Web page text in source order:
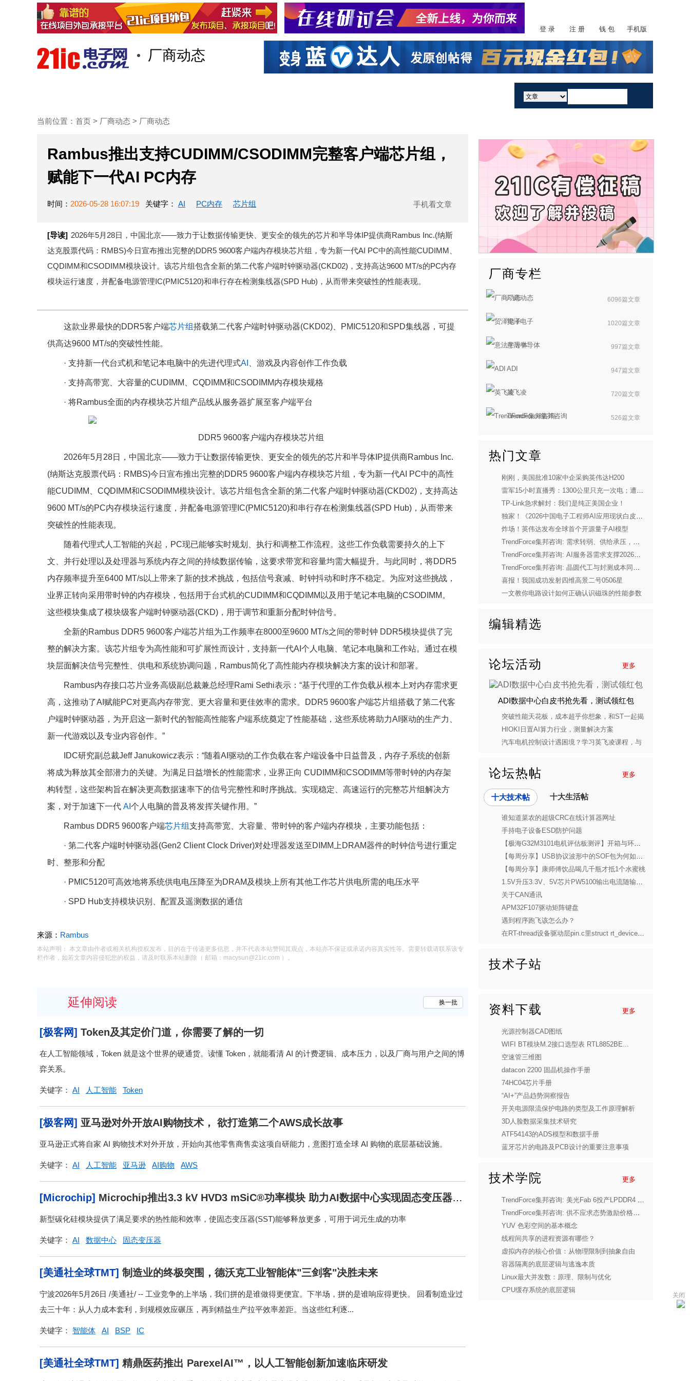
登 录 注 册 钱 包 手机版
厂商动态
当前位置： 首页 > 厂商动态 > 厂商动态
Rambus推出支持CUDIMM/CSODIMM完整客户端芯片组，
赋能下一代AI PC内存
时间： 2026-05-28 16:07:19 关键字： AI PC内存 芯片组 手机看文章
[导读] 2026年5月28日，中国北京——致力于让数据传输更快、更安全的领先的芯片和半导体IP提供商Rambus Inc.(纳斯
达克股票代码：RMBS)今日宣布推出完整的DDR5 9600客户端内存模块芯片组，专为新一代AI PC中的高性能CUDIMM、
CQDIMM和CSODIMM模块设计。该芯片组包含全新的第二代客户端时钟驱动器(CKD02)，支持高达9600 MT/s的PC内存
模块运行速度，并配备电源管理IC(PMIC5120)和串行存在检测集线器(SPD Hub)，从而带来突破性的性能表现。
这款业界最快的DDR5客户端芯片组搭载第二代客户端时钟驱动器(CKD02)、PMIC5120和SPD集线器，可提
供高达9600 MT/s的突破性性能。
· 支持新一代台式机和笔记本电脑中的先进代理式AI 、游戏及内容创作工作负载
· 支持高带宽、大容量的CUDIMM、CQDIMM和CSODIMM内存模块规格
· 将Rambus全面的内存模块芯片组产品线从服务器扩展至客户端平台
DDR5 9600客户端内存模块芯片组
2026年5月28日，中国北京——致力于让数据传输更快、更安全的领先的芯片和半导体IP提供商Rambus Inc.
(纳斯达克股票代码：RMBS)今日宣布推出完整的DDR5 9600客户端内存模块芯片组，专为新一代AI PC中的高性
能CUDIMM、CQDIMM和CSODIMM模块设计。该芯片组包含全新的第二代客户端时钟驱动器(CKD02)，支持高达
9600 MT/s的PC内存模块运行速度，并配备电源管理IC(PMIC5120)和串行存在检测集线器(SPD Hub)，从而带来
突破性的性能表现。
随着代理式人工智能的兴起，PC现已能够实时规划、执行和调整工作流程。这些工作负载需要持久的上下
文、并行处理以及处理器与系统内存之间的持续数据传输，这要求带宽和容量均需大幅提升。与此同时，将DDR5
内存频率提升至6400 MT/s以上带来了新的技术挑战，包括信号衰减、时钟抖动和时序不稳定。为应对这些挑战，
业界正转向采用带时钟的内存模块，包括用于台式机的CUDIMM和CQDIMM以及用于笔记本电脑的CSODIMM。
这些模块集成了模块级客户端时钟驱动器(CKD)，用于调节和重新分配时钟信号。
全新的Rambus DDR5 9600客户端芯片组为工作频率在8000至9600 MT/s之间的带时钟 DDR5模块提供了完
整的解决方案。该芯片组专为高性能和可扩展性而设计，支持新一代AI个人电脑、笔记本电脑和工作站。通过在模
块层面解决信号完整性、供电和系统协调问题，Rambus简化了高性能内存模块解决方案的设计和部署。
Rambus内存接口芯片业务高级副总裁兼总经理Rami Sethi表示：“基于代理的工作负载从根本上对内存需求更
高，这推动了AI赋能PC对更高内存带宽、更大容量和更佳效率的需求。DDR5 9600客户端芯片组搭载了第二代客
户端时钟驱动器，为开启这一新时代的智能高性能客户端系统奠定了性能基础，这些系统将助力AI驱动的生产力、
新一代游戏以及专业内容创作。”
IDC研究副总裁Jeff Janukowicz表示：“随着AI驱动的工作负载在客户端设备中日益普及，内存子系统的创新
将成为释放其全部潜力的关键。为满足日益增长的性能需求，业界正向 CUDIMM和CSODIMM等带时钟的内存架
构转型，这些架构旨在解决更高数据速率下的信号完整性和时序挑战。实现稳定、高速运行的完整芯片组解决方
案，对于加速下一代 AI 个人电脑的普及将发挥关键作用。”
Rambus DDR5 9600客户端芯片组支持高带宽、大容量、带时钟的客户端内存模块，主要功能包括：
· 第二代客户端时钟驱动器(Gen2 Client Clock Driver)对处理器发送至DIMM上DRAM器件的时钟信号进行重定
时、整形和分配
· PMIC5120可高效地将系统供电电压降至为DRAM及模块上所有其他工作芯片供电所需的电压水平
· SPD Hub支持模块识别、配置及遥测数据的通信
来源： Rambus
本站声明： 本文章由作者或相关机构授权发布，目的在于传递更多信息，并不代表本站赞同其观点，本站亦不保证或承诺内容真实性等。需要转载请联系该专
栏作者，如若文章内容侵犯您的权益，请及时联系本站删除（ 邮箱：macysun@21ic.com ）。
换一批
延伸阅读
[极客网] Token及其定价门道，你需要了解的一切
在人工智能领域，Token 就是这个世界的硬通货。读懂 Token，就能看清 AI 的计费逻辑、成本压力，以及厂商与用户之间的博
弈关系。
关键字： AI 人工智能 Token
[极客网] 亚马逊对外开放AI购物技术， 欲打造第二个AWS成长故事
亚马逊正式将自家 AI 购物技术对外开放，开始向其他零售商售卖这项自研能力，意图打造全球 AI 购物的底层基础设施。
关键字： AI 人工智能 亚马逊 AI购物 AWS
[Microchip] Microchip推出3.3 kV HVD3 mSiC®功率模块 助力AI数据中心实现固态变压器应
用
新型碳化硅模块提供了满足要求的热性能和效率，使固态变压器(SST)能够释放更多，可用于词元生成的功率
关键字： AI 数据中心 固态变压器
[美通社全球TMT] 制造业的终极突围，德沃克工业智能体"三剑客"决胜未来
宁波2026年5月26日 /美通社/ -- 工业竞争的上半场，我们拼的是谁做得更便宜。下半场，拼的是谁响应得更快。 回看制造业过
去三十年：从人力成本套利，到规模效应碾压，再到精益生产拉平效率差距。当这些红利逐...
关键字： 智能体 AI BSP IC
[美通社全球TMT] 精鼎医药推出 ParexelAI™，以人工智能创新加速临床研发
厂商专栏
厂商动态 6096篇文章
贸泽电子 1020篇文章
意法半导体 997篇文章
ADI 947篇文章
英飞凌 720篇文章
TrendForce集邦咨询 526篇文章
热门文章
刚刚，美国批准10家中企采购英伟达H200
雷军15小时直播秀：1300公里只充一次电；遭一年网暴！
TP-Link急求解封：我们是纯正美国企业！
独家！《2026中国电子工程师AI应用现状白皮书》重磅发布
炸场！英伟达发布全球首个开源量子AI模型
TrendForce集邦咨询: 需求转弱、供给承压，预估2026年全球笔电出货量将下修至年减14.8%
TrendForce集邦咨询: AI服务器需求支撑2026年第二季度存储器合约价上行，CSP借长期协议锁定供货
TrendForce集邦咨询: 晶圆代工与封测成本同步上涨，DDIC供应商正酝酿上调报价
喜报！我国成功发射四维高景二号0506星
一文教你电路设计如何正确认识磁珠的性能参数
编辑精选
更多
论坛活动
ADI数据中心白皮书抢先看，测试领红包
突破性能天花板，成本超乎你想象，和ST一起揭
开STM32C5的神秘面纱
HIOKI日置AI算力行业，测量解决方案
汽车电机控制设计遇困境？学习英飞凌课程，与
更多
论坛热帖
十大技术帖 十大生活帖
谁知道菜农的超级CRC在线计算器网址
手持电子设备ESD防护问题
【极海G32M3101电机评估板测评】开箱与环境搭建
【每周分享】USB协议波形中的SOF包为何如此设计？令我疑惑不解，终于......
【每周分享】康师傅饮品喝几千瓶才抵1个水蜜桃
1.5V升压3.3V、5V芯片PW5100输出电流随输入电压升高而增加
关于CAN通讯
APM32F107驱动矩阵键盘
遇到程序跑飞该怎么办？
在RT-thread设备驱动层pin.c里struct rt_device_pin怎么来的？
技术子站
更多
资料下载
光源控制器CAD图纸
WIFI BT模块M.2接口选型表 RTL8852BE...
空速管三维图
datacon 2200 固晶机操作手册
74HC04芯片手册
“AI+”产品趋势洞察报告
开关电源限流保护电路的类型及工作原理解析
3D人脸数据采集技术研究
ATF54143的ADS模型和数据手册
蓝牙芯片的电路及PCB设计的重要注意事项
更多
技术学院
TrendForce集邦咨询: 美光Fab 6投产LPDDR4 / DDR4，不影响DDR4供给短缺格局
TrendForce集邦咨询: 供不应求态势激励价格成长，1Q26全球前五大NAND Flash品牌合计营收季增83.7%
YUV 色彩空间的基本概念
线程间共享的进程资源有哪些？
虚拟内存的核心价值：从物理限制到抽象自由
容器隔离的底层逻辑与逃逸本质
Linux最大并发数：原理、限制与优化
CPU缓存系统的底层逻辑
关闭